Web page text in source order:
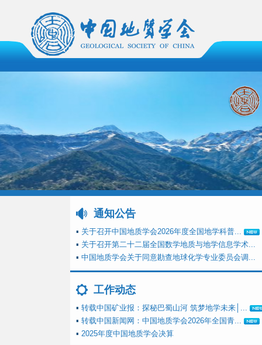
通知公告
▪ 关于召开中国地质学会2026年度全国地学科普...
▪ 关于召开第二十二届全国数学地质与地学信息学术...
▪ 中国地质学会关于同意勘查地球化学专业委员会调...
工作动态
▪ 转载中国矿业报：探秘巴蜀山河 筑梦地学未来│...
▪ 转载中国新闻网：中国地质学会2026年全国青...
▪ 2025年度中国地质学会决算